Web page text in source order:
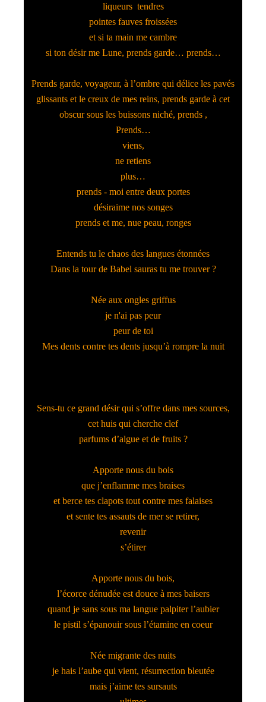
liqueurs tendres
pointes fauves froissées
et si ta main me cambre
si ton désir me Lune, prends garde… prends…
Prends garde, voyageur, à l’ombre qui délice les pavés
glissants et le creux de mes reins, prends garde à cet
obscur sous les buissons niché, prends ,
Prends…
viens,
ne retiens
plus…
prends - moi entre deux portes
désiraime nos songes
prends et me, nue peau, ronges
Entends tu le chaos des langues étonnées
Dans la tour de Babel sauras tu me trouver ?
Née aux ongles griffus
je n'ai pas peur
peur de toi
Mes dents contre tes dents jusqu’à rompre la nuit
Sens-tu ce grand désir qui s’offre dans mes sources,
cet huis qui cherche clef
parfums d’algue et de fruits ?
Apporte nous du bois
que j’enflamme mes braises
et berce tes clapots tout contre mes falaises
et sente tes assauts de mer se retirer,
revenir
s’étirer
Apporte nous du bois,
l’écorce dénudée est douce à mes baisers
quand je sans sous ma langue palpiter l’aubier
le pistil s’épanouir sous l’étamine en coeur
Née migrante des nuits
je hais l’aube qui vient, résurrection bleutée
mais j’aime tes sursauts